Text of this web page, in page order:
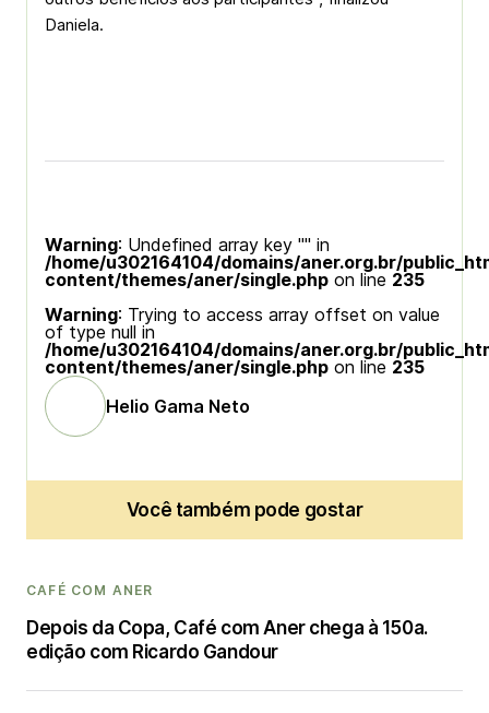
Daniela.
Warning: Undefined array key "" in
/home/u302164104/domains/aner.org.br/
content/themes/aner/single.php on line 235
Warning: Trying to access array offset on value
of type null in
/home/u302164104/domains/aner.org.br/
content/themes/aner/single.php on line 235
Helio Gama Neto
Você também pode gostar
CAFÉ COM ANER
Depois da Copa, Café com Aner chega à 150a.
edição com Ricardo Gandour